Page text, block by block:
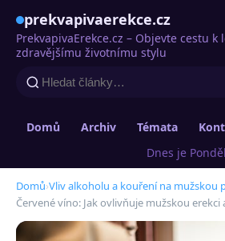
prekvapivaerekce.cz
PrekvapivaErekce.cz – Objevte cestu k
zdravějšímu životnímu stylu
Domů Archiv Témata
Dnes je
Domů›Vliv alkoholu a kouření na mužskou
Červené víno: Jak ovlivňuje mužskou erekci